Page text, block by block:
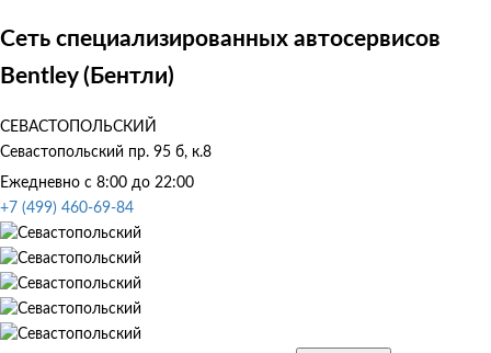
Сеть специализированных автосервисов
Bentley (Бентли)
СЕВАСТОПОЛЬСКИЙ
Севастопольский пр. 95 б, к.8
Ежедневно с 8:00 до 22:00
+7 (499) 460-69-84